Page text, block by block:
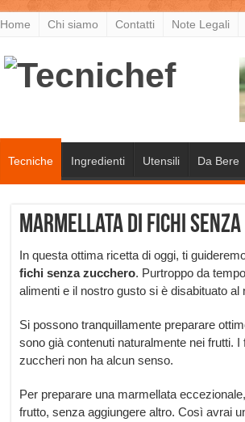
Home Chi siamo Contatti Note Legali
Tecniche Ingredienti Utensili Da Bere
Marmellata di fichi
In questa ottima ricetta di oggi, ti
fichi senza zucchero. Purtroppo da
alimenti e il nostro gusto si è disabituato al
Si possono tranquillamente preparare
sono già contenuti naturalmente nei frutti.
zuccheri non ha alcun senso.
Per preparare una marmellata
frutto, senza aggiungere altro. Così avrai